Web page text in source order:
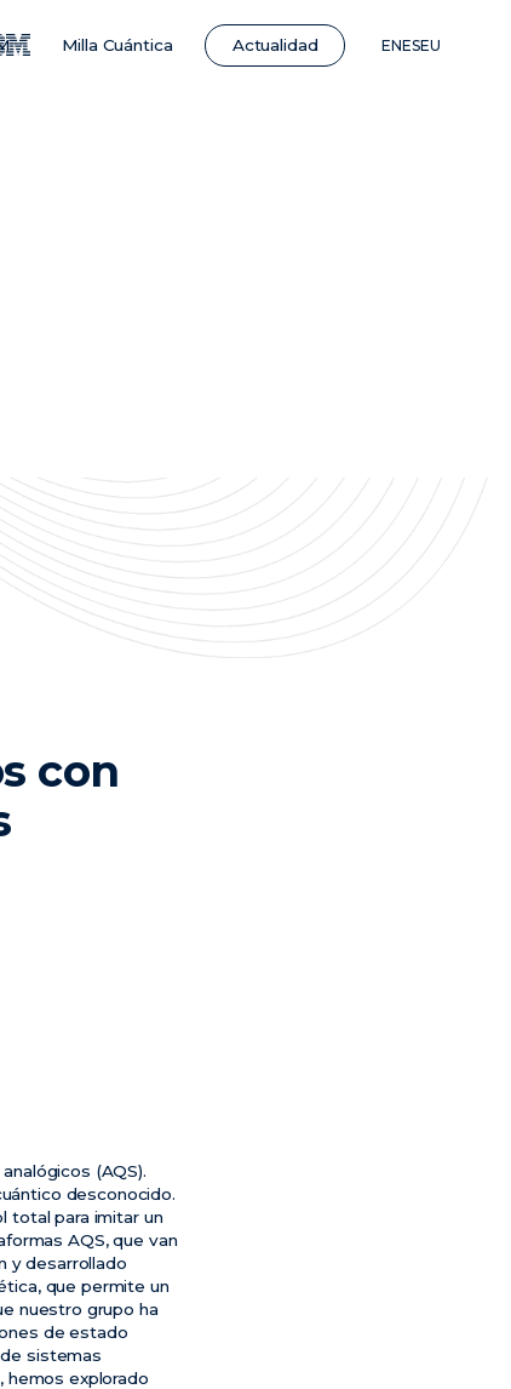
Milla Cuántica Actualidad ENESEU
con
(AQS).
desconocido.
total para imitar un
AQS, que van
y desarrollado
que permite un
nuestro grupo ha
de estado
sistemas
hemos explorado